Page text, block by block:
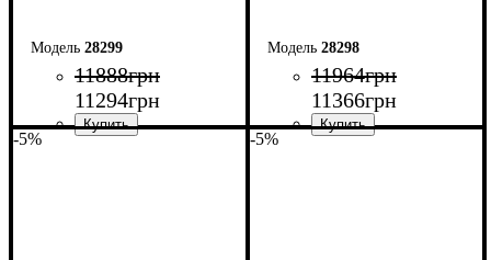
28299
11888грн
11294грн
28298
11964грн
11366грн
-5% -5%